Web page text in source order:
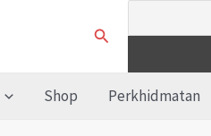
Search
Shop Perkhidmatan